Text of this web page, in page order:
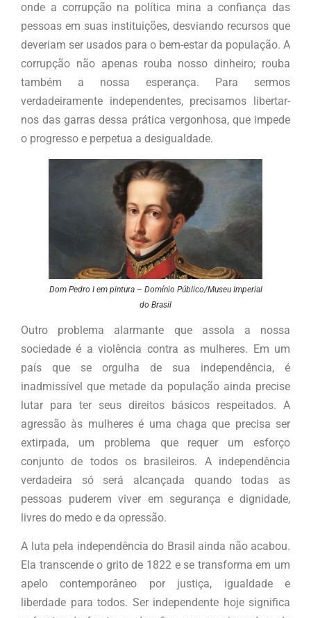
onde a corrupção na política mina a confiança das
pessoas em suas instituições, desviando recursos que
deveriam ser usados para o bem-estar da população. A
corrupção não apenas rouba nosso dinheiro; rouba
também a nossa esperança. Para sermos
verdadeiramente independentes, precisamos libertar-
nos das garras dessa prática vergonhosa, que impede
o progresso e perpetua a desigualdade.
Dom Pedro I em pintura – Domínio Público/Museu Imperial
do Brasil
Outro problema alarmante que assola a nossa
sociedade é a violência contra as mulheres. Em um
país que se orgulha de sua independência, é
inadmissível que metade da população ainda precise
lutar para ter seus direitos básicos respeitados. A
agressão às mulheres é uma chaga que precisa ser
extirpada, um problema que requer um esforço
conjunto de todos os brasileiros. A independência
verdadeira só será alcançada quando todas as
pessoas puderem viver em segurança e dignidade,
livres do medo e da opressão.
A luta pela independência do Brasil ainda não acabou.
Ela transcende o grito de 1822 e se transforma em um
apelo contemporâneo por justiça, igualdade e
liberdade para todos. Ser independente hoje significa